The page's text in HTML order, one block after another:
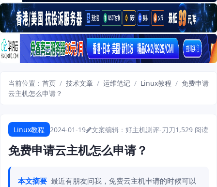
当前位置： 首页 / 技术文章 / 运维笔记 / Linux教程 / 免费申请
云主机怎么申请？
Linux教程 2024-01-19 文案编辑：好主机测评-刀刀1,529 阅读
免费申请云主机怎么申请？
本文摘要 最近有朋友问我，免费云主机申请的时候可以